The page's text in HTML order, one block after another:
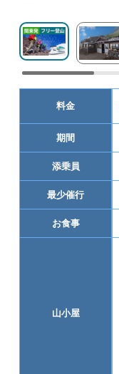
料金
期間
添乗員
最少催行
お食事
山小屋